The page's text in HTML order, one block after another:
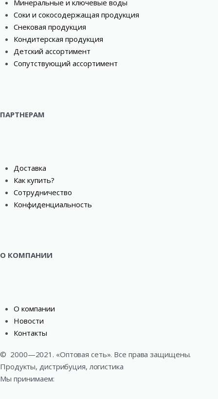
Минеральные и ключевые воды
Соки и сокосодержащая продукция
Снековая продукция
Кондитерская продукция
Детский ассортимент
Сопутствующий ассортимент
ПАРТНЕРАМ
Доставка
Как купить?
Сотрудничество
Конфиденциальность
О КОМПАНИИ
О компании
Новости
Контакты
© 2000—2021. «Оптовая сеть». Все права защищены.
Продукты, дистрибуция, логистика
Мы принимаем: